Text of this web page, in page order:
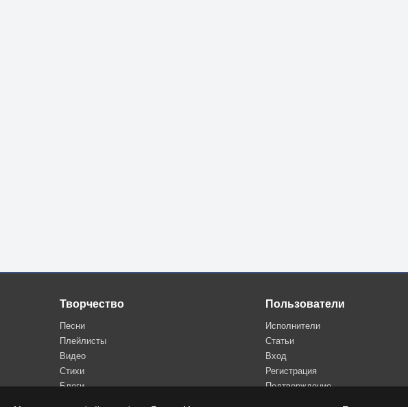
Творчество
Песни
Плейлисты
Видео
Стихи
Блоги
Пользователи
Исполнители
Статьи
Вход
Регистрация
Подтверждение